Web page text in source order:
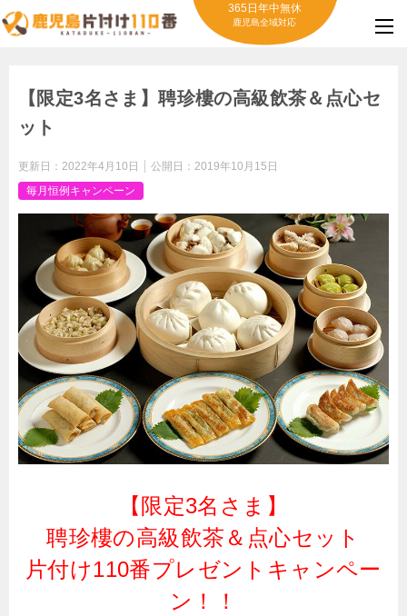
365日年中無休
鹿児島全域対応
【限定3名さま】聘珍樓の高級飲茶＆点心セ
ット
更新日： 2022年4月10日 公開日： 2019年10月15日
毎月恒例キャンペーン
【限定3名さま】
聘珍樓の高級飲茶＆点心セット
片付け110番プレゼントキャンペー
ン！！